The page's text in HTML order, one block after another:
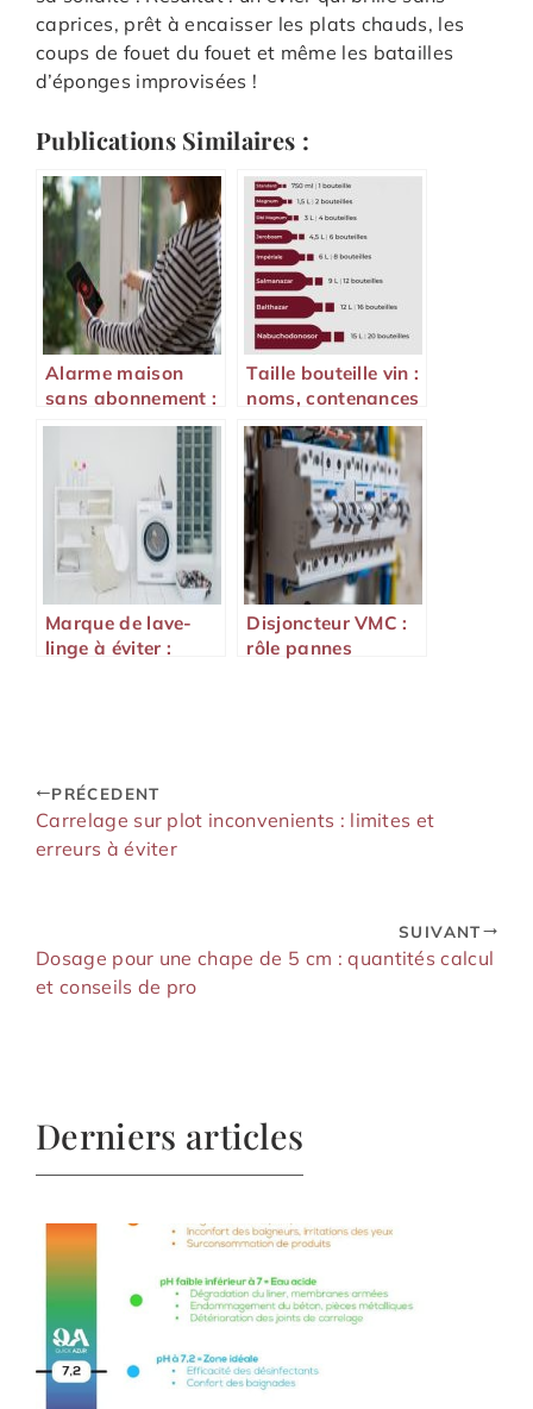
caprices, prêt à encaisser les plats chauds, les
coups de fouet du fouet et même les batailles
d’éponges improvisées !
Publications Similaires :
Alarme maison
sans abonnement :
fonctionnement,
modèles fiables
Taille bouteille vin :
noms, contenances
et équivalences
Marque de lave-
linge à éviter :
Disjoncteur VMC :
rôle pannes
PRÉCEDENT
Carrelage sur plot inconvenients : limites et
erreurs à éviter
SUIVANT
Dosage pour une chape de 5 cm : quantités calcul
et conseils de pro
Derniers articles